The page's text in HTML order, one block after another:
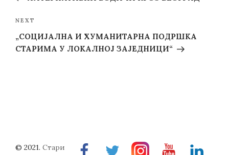
Next
Post
NEXT
„СОЦИЈАЛНА И ХУМАНИТАРНА ПОДРШКА
СТАРИМА У ЛОКАЛНОЈ ЗАЈЕДНИЦИ“
FacebookTwitterInstragramYoutubeLinkedin
© 2021. Стари